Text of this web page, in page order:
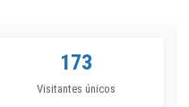
173
Visitantes únicos